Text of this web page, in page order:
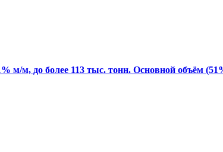
м/м, до более 113 тыс. тонн. Основной объём